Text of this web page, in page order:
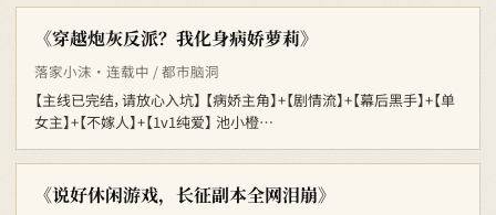
《穿越炮灰反派？我化身病娇萝莉》
落家小沫 · 连载中 / 都市脑洞
【主线已完结，请放心入坑】 【病娇主角】+【剧情流】+【幕后黑手】+【单
女主】+【不嫁人】+【1v1纯爱】 池小橙…
《说好休闲游戏，长征副本全网泪崩》